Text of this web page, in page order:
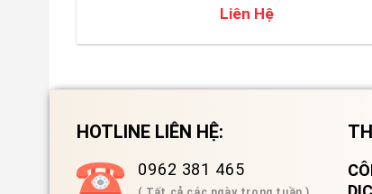
Liên Hệ
HOTLINE LIÊN HỆ:
0962 381 465